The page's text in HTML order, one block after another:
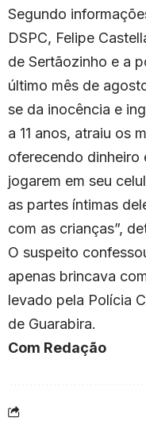
Segundo
DSPC, Felipe
de Sertãozinho e a
último mês de
se da inocência e
a 11 anos, atraiu os
oferecendo dinheiro
jogarem em seu
as partes íntimas
com as crianças”,
O suspeito
apenas brincava
levado pela Polícia
de Guarabira.
Com Redação